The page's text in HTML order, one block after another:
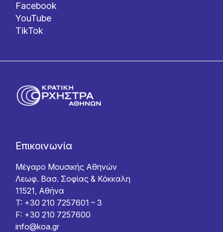
Facebook
YouTube
TikTok
Επικοινωνία
Μέγαρο Μουσικής Αθηνών
Λεωφ. Βασ. Σοφίας & Κόκκαλη
11521, Αθήνα
T: +30 210 7257601 – 3
F: +30 210 7257600
info@koa.gr